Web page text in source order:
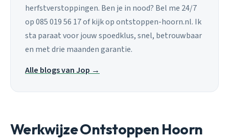
herfstverstoppingen. Ben je in nood? Bel me 24/7
op 085 019 56 17 of kijk op ontstoppen-hoorn.nl. Ik
sta paraat voor jouw spoedklus, snel, betrouwbaar
en met drie maanden garantie.
Alle blogs van Jop →
Werkwijze Ontstoppen Hoorn